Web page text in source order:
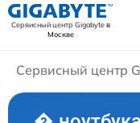
Сервисный центр Gigabyteв
Москве
Сервисный центр